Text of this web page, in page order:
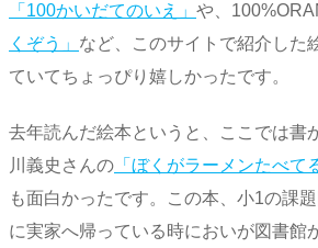
「100かいだてのいえ」 や、
くぞう」 など、このサイトで紹介した
ていてちょっぴり嬉しかったです。
去年読んだ絵本というと、ここでは書
川義史さんの 「ぼくがラーメンたべて
も面白かったです。この本、小1の課
に実家へ帰っている時においが図書館